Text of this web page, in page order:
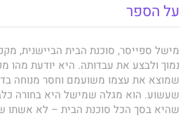
על הספר
מישל ספייסר, סוכנת הבית הביישנית,
נמוך ולבצע את עבדותה. היא יודעת מהו
שמוצא את עצמו משועמם וחסר מנוחה
שעשוע. הוא מגלה שמישל היא בחורה
שהיא בסך הכל סוכנת הבית – לא אשתו